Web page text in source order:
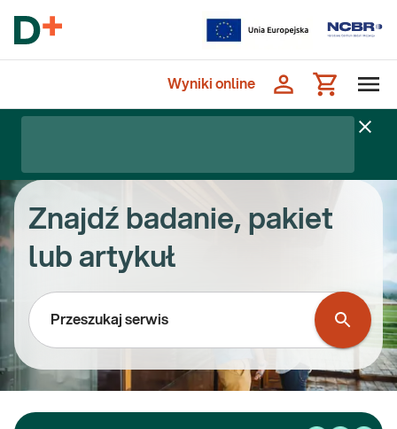
Wyniki online
Znajdź badanie, pakiet
lub artykuł